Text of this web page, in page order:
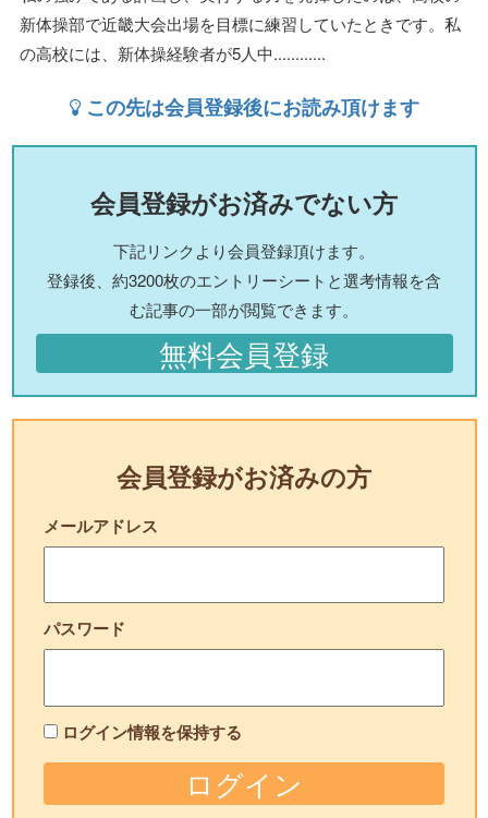
新体操部で近畿大会出場を目標に練習していたときです。私
の高校には、新体操経験者が5人中............
この先は会員登録後にお読み頂けます
会員登録がお済みでない方
下記リンクより会員登録頂けます。
登録後、約3200枚のエントリーシートと選考情報を含
む記事の一部が閲覧できます。
無料会員登録
会員登録がお済みの方
メールアドレス
パスワード
ログイン情報を保持する